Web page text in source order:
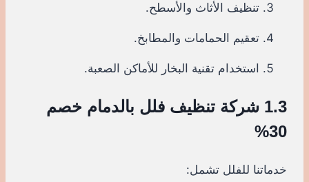
تنظيف الأثاث والأسطح.
تعقيم الحمامات والمطابخ.
استخدام تقنية البخار للأماكن الصعبة.
1.3 شركة تنظيف فلل بالدمام خصم
30%
خدماتنا للفلل تشمل: